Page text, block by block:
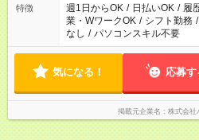
特徴 週1日からOK / 日払いOK / 履
業・WワークOK / シフト勤務 /
なし / パソコンスキル不要
気になる！ 応募す
掲載元企業名 株式会社